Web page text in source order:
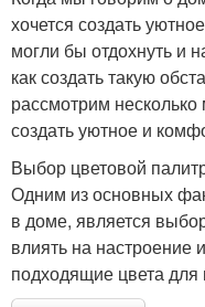
хочется создать
могли бы отдохнуть и
как создать такую
рассмотрим
создать уютное и
Выбор цветовой
Одним из основных
в доме, является
влиять на настроение
подходящие цвета